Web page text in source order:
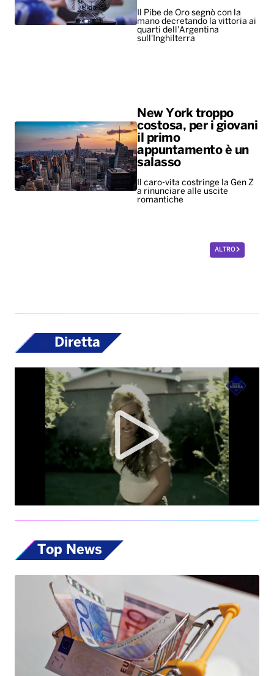
Il Pibe de Oro segnò con la
mano decretando la vittoria ai
quarti dell'Argentina
sull'Inghilterra
New York troppo
costosa, per i giovani
il primo
appuntamento è un
salasso
Il caro-vita costringe la Gen Z
a rinunciare alle uscite
romantiche
ALTRO
Diretta
Top News